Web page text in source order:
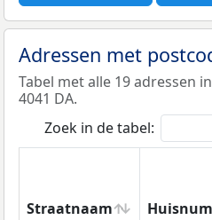
Adressen met
Tabel met alle 19 adressen
4041 DA.
Zoek in de tabel:
Straatnaam